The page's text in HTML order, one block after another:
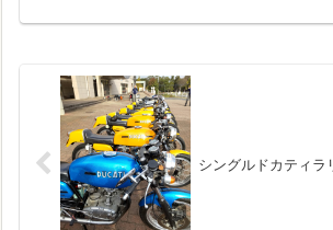
シングルドカティラ